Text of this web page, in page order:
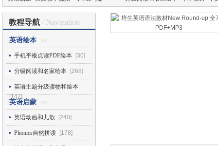
教程导航 / Navigation
英语绘本 >>
手机平板点读PDF绘本 [30]
分级阅读和名家绘本 [268]
英语主题分级读物和绘本
[142]
英语启蒙 >>
英语动画和儿歌 [240]
Phonics自然拼读 [178]